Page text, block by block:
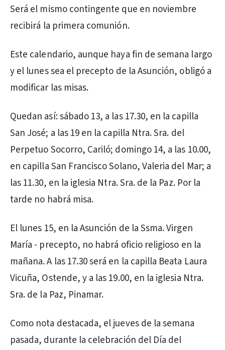
Será el mismo contingente que en noviembre
recibirá la primera comunión.
Este calendario, aunque haya fin de semana largo
y el lunes sea el precepto de la Asunción, obligó a
modificar las misas.
Quedan así: sábado 13, a las 17.30, en la capilla
San José; a las 19 en la capilla Ntra. Sra. del
Perpetuo Socorro, Cariló; domingo 14, a las 10.00,
en capilla San Francisco Solano, Valeria del Mar; a
las 11.30, en la iglesia Ntra. Sra. de la Paz. Por la
tarde no habrá misa.
El lunes 15, en la Asunción de la Ssma. Virgen
María - precepto, no habrá oficio religioso en la
mañana. A las 17.30 será en la capilla Beata Laura
Vicuña, Ostende, y a las 19.00, en la iglesia Ntra.
Sra. de la Paz, Pinamar.
Como nota destacada, el jueves de la semana
pasada, durante la celebración del Día del